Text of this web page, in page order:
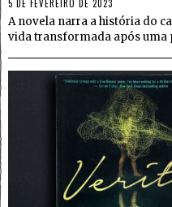
5 DE FEVEREIRO DE 2023
A novela narra a história do
vida transformada após uma